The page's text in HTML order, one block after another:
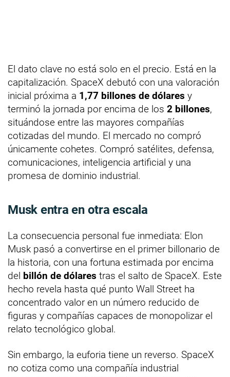
El dato clave no está solo en el precio. Está en la
capitalización. SpaceX debutó con una valoración
inicial próxima a 1,77 billones de dólares y
terminó la jornada por encima de los 2 billones,
situándose entre las mayores compañías
cotizadas del mundo. El mercado no compró
únicamente cohetes. Compró satélites, defensa,
comunicaciones, inteligencia artificial y una
promesa de dominio industrial.
Musk entra en otra escala
La consecuencia personal fue inmediata: Elon
Musk pasó a convertirse en el primer billonario de
la historia, con una fortuna estimada por encima
del billón de dólares tras el salto de SpaceX. Este
hecho revela hasta qué punto Wall Street ha
concentrado valor en un número reducido de
figuras y compañías capaces de monopolizar el
relato tecnológico global.
Sin embargo, la euforia tiene un reverso. SpaceX
no cotiza como una compañía industrial